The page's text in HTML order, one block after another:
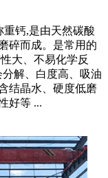
重钙,是由天然碳酸
碎而成。是常用的
大、不易化学反
解、白度高、吸油
结晶水、硬度低磨
好等 ...